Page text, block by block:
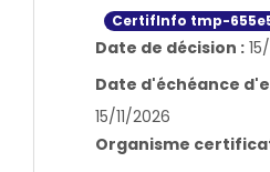
CertifInfo tmp-
Date de décision :
Date d'échéance
15/11/2026
Organisme